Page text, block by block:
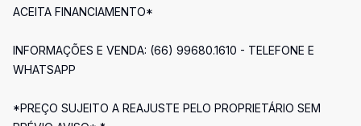
ACEITA FINANCIAMENTO*
INFORMAÇÕES E VENDA: (66) 99680.1610 - TELEFONE E
WHATSAPP
*PREÇO SUJEITO A REAJUSTE PELO PROPRIETÁRIO SEM